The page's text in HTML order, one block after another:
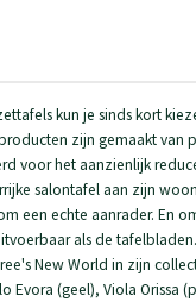
kun je sinds kort
zijn gemaakt
voor het aanzienlijk
salontafel aan zijn
een echte aanrader. En
als de
New World in zijn
Evora (geel), Viola Orissa